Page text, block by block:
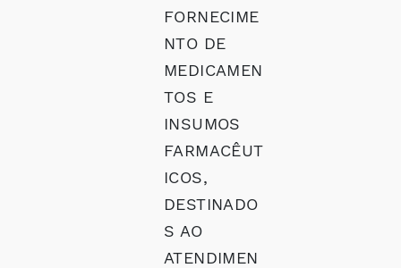
FORNECIME
NTO DE
MEDICAMEN
TOS E
INSUMOS
FARMACÊUT
ICOS,
DESTINADO
S AO
ATENDIMEN